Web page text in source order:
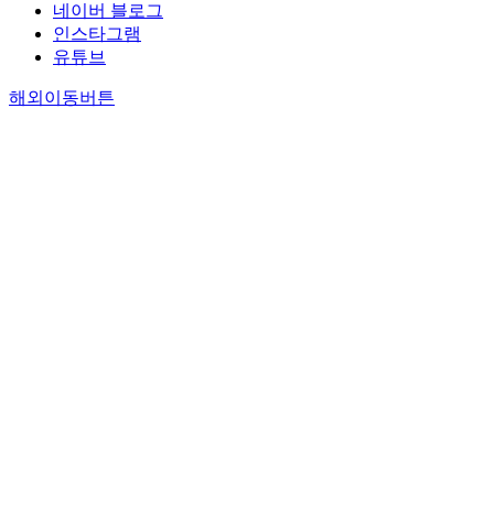
네이버 블로그
인스타그램
유튜브
해외이동버튼